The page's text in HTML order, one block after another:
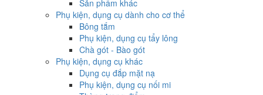
Sản phẩm khác
Phụ kiện, dụng cụ dành cho cơ thể
Bông tắm
Phụ kiện, dụng cụ tẩy lông
Chà gót - Bào gót
Phụ kiện, dụng cụ khác
Dụng cụ đắp mặt nạ
Phụ kiện, dụng cụ nối mi